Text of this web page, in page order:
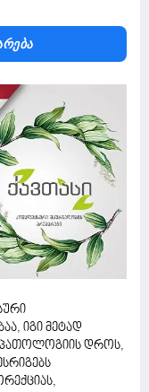
იგი მეტად
პათოლოგიის დროს,